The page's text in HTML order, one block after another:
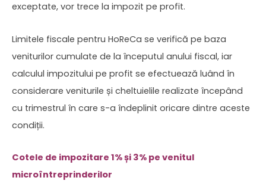
exceptate, vor trece la impozit pe profit.
Limitele fiscale pentru HoReCa se verifică pe baza
veniturilor cumulate de la începutul anului fiscal, iar
calculul impozitului pe profit se efectuează luând în
considerare veniturile și cheltuielile realizate începând
cu trimestrul în care s-a îndeplinit oricare dintre aceste
condiții.
Cotele de impozitare 1% și 3% pe venitul
microîntreprinderilor